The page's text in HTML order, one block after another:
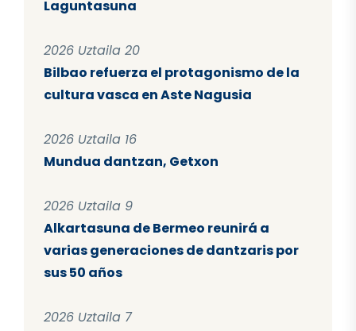
Laguntasuna
2026 Uztaila 20
Bilbao refuerza el protagonismo de la
cultura vasca en Aste Nagusia
2026 Uztaila 16
Mundua dantzan, Getxon
2026 Uztaila 9
Alkartasuna de Bermeo reunirá a
varias generaciones de dantzaris por
sus 50 años
2026 Uztaila 7